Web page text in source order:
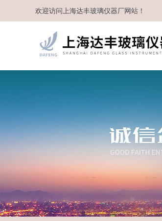
欢迎访问 上海达丰玻璃仪器厂网站！